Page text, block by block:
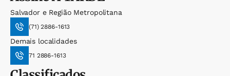
Salvador e Região Metropolitana
(71) 2886-1613
Demais localidades
71 2886-1613